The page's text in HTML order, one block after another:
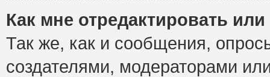
Как мне отредактировать
Так же, как и сообщения,
создателями, модераторами